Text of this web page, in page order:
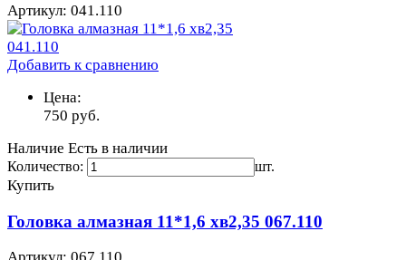
Артикул: 041.110
Добавить к сравнению
Цена:
750 руб.
Наличие Есть в наличии
Количество: шт.
Купить
Головка алмазная 11*1,6 хв2,35 067.110